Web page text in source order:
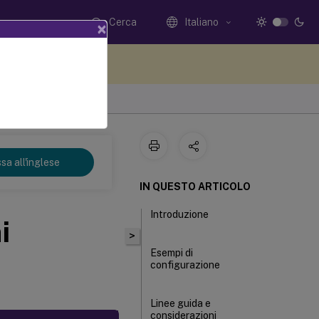
Cerca Italiano
all'inglese
>
IN QUESTO ARTICOLO
Introduzione
Esempi di
configurazione
Linee guida e
considerazioni
×